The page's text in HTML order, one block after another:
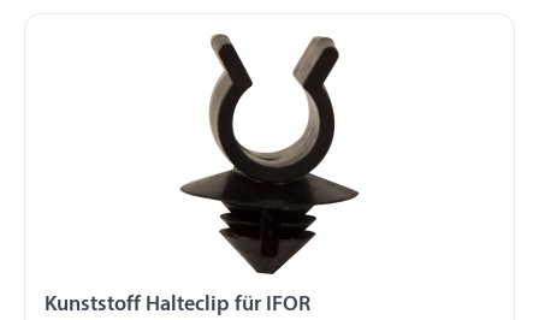
Kunststoff Halteclip für IFOR